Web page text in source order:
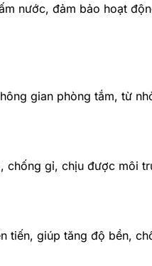
nước, đảm bảo hoạt
gian phòng tắm, từ
gỉ, chịu được môi
tiến, giúp tăng độ bền,